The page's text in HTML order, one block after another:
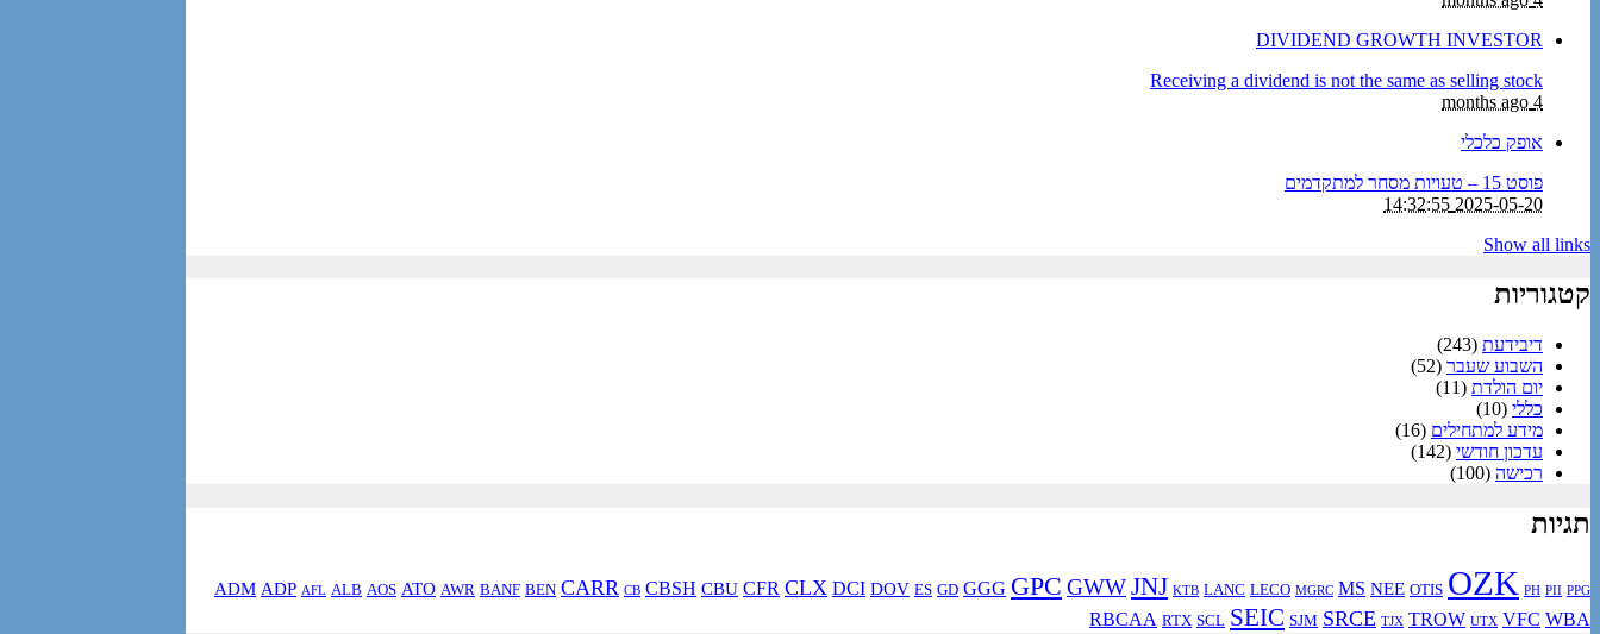
DIVIDEND GROWTH INVESTOR
Receiving a dividend is not the same as selling stock
4 months ago
אופק כלכלי
פוסט 15 – טעויות מסחר למתקדמים
2025-05-20 14:32:55
Show all links
קטגוריות
דיבידעת (243)
השבוע שעבר (52)
יום הולדת (11)
כללי (10)
מידע למתחילים (16)
עדכון חודשי (142)
רכישה (100)
תגיות
ADM ADP AFL ALB AOS ATO AWR BANF BEN CARR CB CBSH CBU CFR CLX DCI DOV ES GD GGG GPC GWWJNJ KTB LANC LECO MGRC MS NEE OTIS OZK PH PII PPG
RBCAA RTX SCL SEIC SJM SRCE TJX TROW UTX VFC WBA